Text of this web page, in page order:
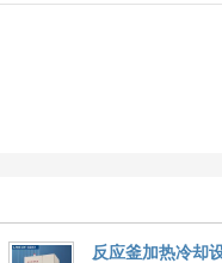
反应釜加热冷却